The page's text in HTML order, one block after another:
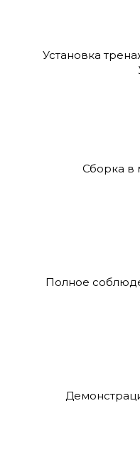
Установка
Сборка в
Полное